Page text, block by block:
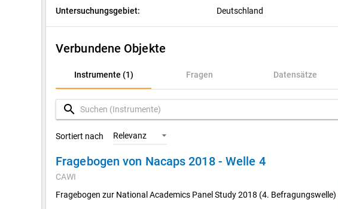
Untersuchungsgebiet:
Deutschland
Verbundene Objekte
Instrumente (1) Fragen Datensätze
Instrumente (1)
Fragen
Datensätze
Variablen
Konzepte
search
Sortiert nach Relevanz
Fragebogen von Nacaps 2018 - Welle 4
CAWI
Fragebogen zur National Academics Panel Study 2018 (4. Befragungswelle)